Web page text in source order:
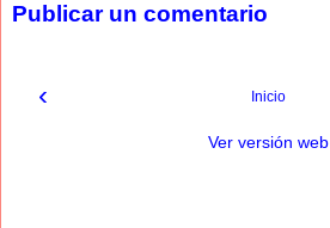
Publicar un comentario
‹ Inicio
Ver versión web